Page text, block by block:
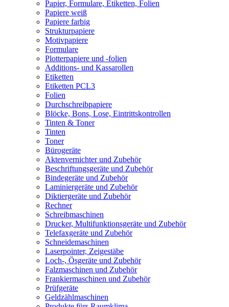
Papier, Formulare, Etiketten, Folien
Papiere weiß
Papiere farbig
Strukturpapiere
Motivpapiere
Formulare
Plotterpapiere und -folien
Additions- und Kassarollen
Etiketten
Etiketten PCL3
Folien
Durchschreibpapiere
Blöcke, Bons, Lose, Eintrittskontrollen
Tinten & Toner
Tinten
Toner
Bürogeräte
Aktenvernichter und Zubehör
Beschriftungsgeräte und Zubehör
Bindegeräte und Zubehör
Laminiergeräte und Zubehör
Diktiergeräte und Zubehör
Rechner
Schreibmaschinen
Drucker, Multifunktionsgeräte und Zubehör
Telefaxgeräte und Zubehör
Schneidemaschinen
Laserpointer, Zeigestäbe
Loch-, Ösgeräte und Zubehör
Falzmaschinen und Zubehör
Frankiermaschinen und Zubehör
Prüfgeräte
Geldzählmaschinen